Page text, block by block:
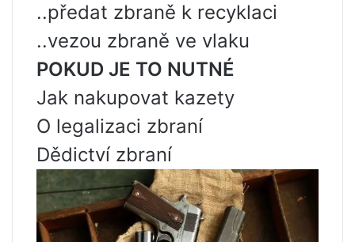
..předat zbraně k recyklaci
..vezou zbraně ve vlaku
POKUD JE TO NUTNÉ
Jak nakupovat kazety
O legalizaci zbraní
Dědictví zbraní